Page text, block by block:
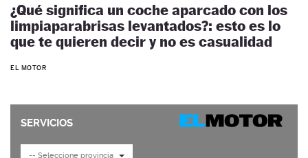
¿Qué significa un coche aparcado con los
limpiaparabrisas levantados?: esto es lo
que te quieren decir y no es casualidad
EL MOTOR